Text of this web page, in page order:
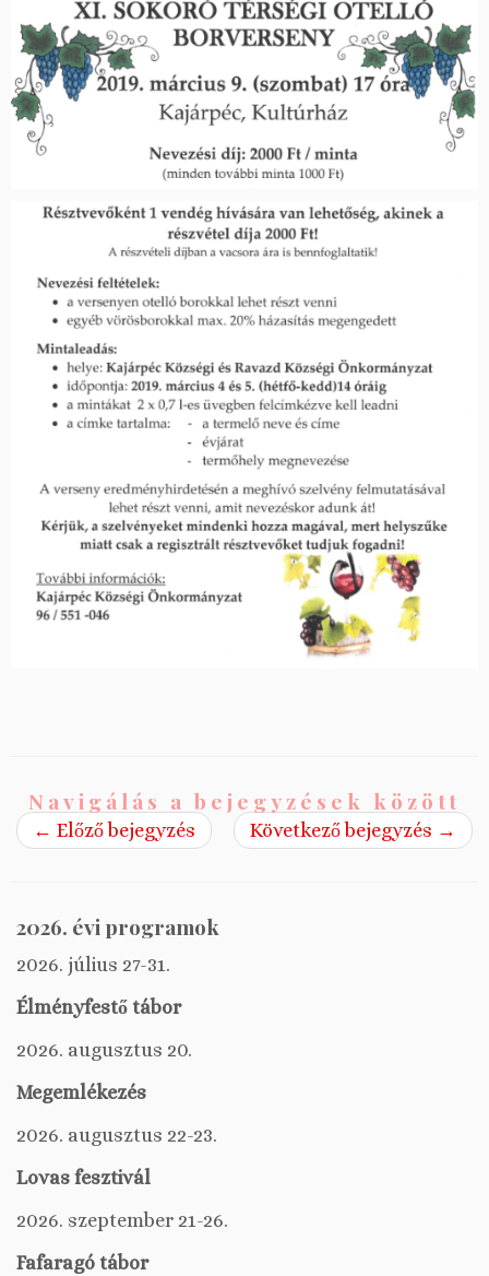
Navigálás a bejegyzések között
← Előző bejegyzés Következő bejegyzés →
2026. évi programok
2026. július 27-31.
Élményfestő tábor
2026. augusztus 20.
Megemlékezés
2026. augusztus 22-23.
Lovas fesztivál
2026. szeptember 21-26.
Fafaragó tábor